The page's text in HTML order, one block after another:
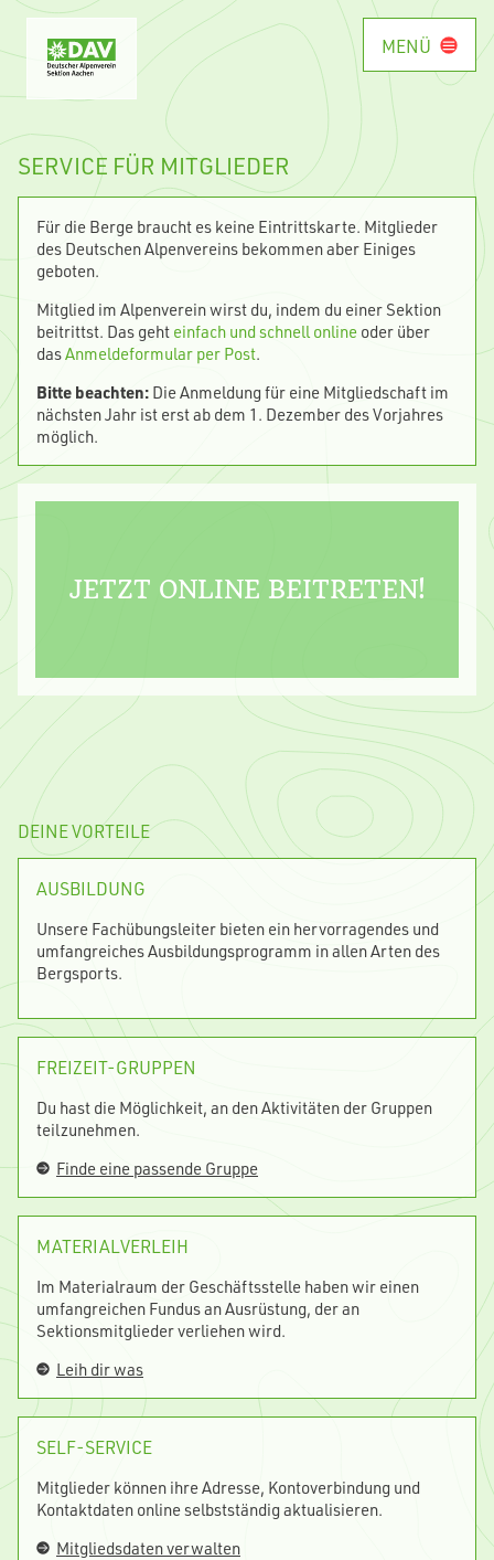
MENÜ
SERVICE FÜR MITGLIEDER
Für die Berge braucht es keine Eintrittskarte. Mitglieder
des Deutschen Alpenvereins bekommen aber Einiges
geboten.
Mitglied im Alpenverein wirst du, indem du einer Sektion
beitrittst. Das geht einfach und schnell online oder über
dasAnmeldeformular per Post.
Bitte beachten: Die Anmeldung für eine Mitgliedschaft im
nächsten Jahr ist erst ab dem 1. Dezember des Vorjahres
möglich.
JETZT ONLINE BEITRETEN!
DEINE VORTEILE
AUSBILDUNG
Unsere Fachübungsleiter bieten ein hervorragendes und
umfangreiches Ausbildungsprogramm in allen Arten des
Bergsports.
FREIZEIT-GRUPPEN
Du hast die Möglichkeit, an den Aktivitäten der Gruppen
teilzunehmen.
Finde eine passende Gruppe
MATERIALVERLEIH
Im Materialraum der Geschäftsstelle haben wir einen
umfangreichen Fundus an Ausrüstung, der an
Sektionsmitglieder verliehen wird.
Leih dir was
SELF-SERVICE
Mitglieder können ihre Adresse, Kontoverbindung und
Kontaktdaten online selbstständig aktualisieren.
Mitgliedsdaten verwalten